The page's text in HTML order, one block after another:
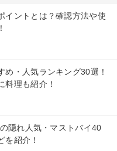
イントとは？確認方法や使
め・人気ランキング30選！
料理も紹介！
隠れ人気・マストバイ40
を紹介！